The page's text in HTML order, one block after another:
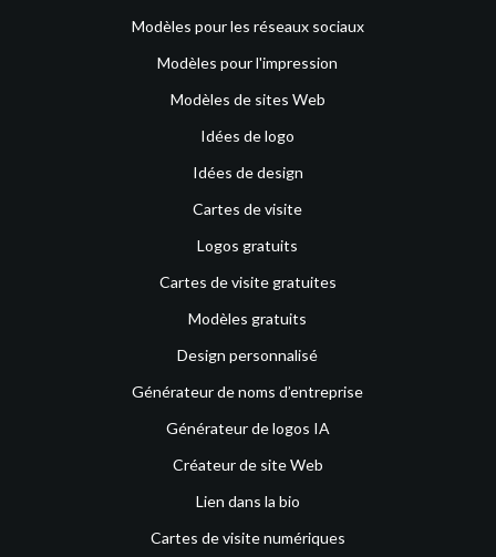
Modèles pour les réseaux sociaux
Modèles pour l'impression
Modèles de sites Web
Idées de logo
Idées de design
Cartes de visite
Logos gratuits
Cartes de visite gratuites
Modèles gratuits
Design personnalisé
Générateur de noms d’entreprise
Générateur de logos IA
Créateur de site Web
Lien dans la bio
Cartes de visite numériques